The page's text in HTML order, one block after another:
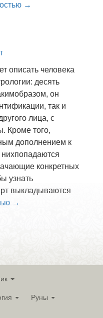
→
описать человека
десять
он
так и
лица, с
Кроме того,
дополнением к
нихпопадаются
конкретных
узнать
выкладываются
→
Руны